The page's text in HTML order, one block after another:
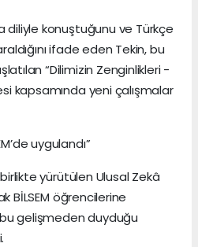
diliyle konuştuğunu ve Türkçe
ifade eden Tekin, bu
“Dilimizin Zenginlikleri -
kapsamında yeni çalışmalar
uygulandı”
yürütülen Ulusal Zekâ
BİLSEM öğrencilerine
bu gelişmeden duyduğu